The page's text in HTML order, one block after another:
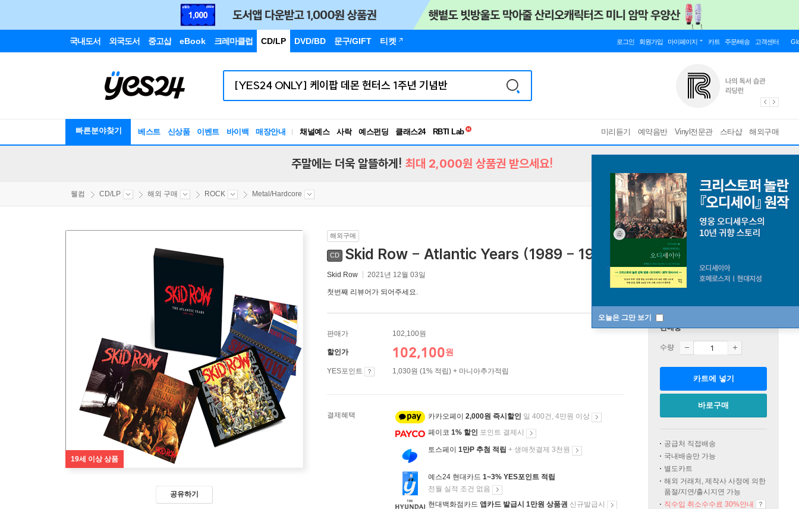
국내도서 외국도서 중고샵 eBook 크레마클럽 CD/LP DVD/BD 문구/GIFT 티켓 로그인 회원가입 마이페이지 카트 주문/배송 고객센터
빠른분야찾기 베스트 신상품 이벤트 바이백 매장안내 채널예스 사락 예스펀딩 클래스24
독서유형검사
미리듣기 예약음반 Vinyl전문관 스타샵 해외구매
오늘은 그만 보기
주말에는 더욱 알뜰하게! 최대 2,000원 상품권 받으세요!
웰컴 CD/LP 해외 구매 ROCK Metal/Hardcore
19세 이상 상품
공유하기
해외구매
CD Skid Row - Atlantic Years (1989 - 1996) (5CD Box Set)
Skid Row 2021년 12월 03일
첫번째 리뷰어가 되어주세요.
판매가 102,100원
할인가 102,100원
YES포인트 1,030원 (1% 적립) + 마니아추가적립
결제혜택 카카오페이 2,000원 즉시할인 일 400건, 4만원 이상
페이코 1% 할인 포인트 결제시
토스페이 1만P 추첨 적립 + 생애첫결제 3천원
예스24 현대카드 1~3% YES포인트 적립
전월 실적 조건 없음
현대백화점카드 앱카드 발급시 1만원 상품권 신규발급시
판매중
수량
카트에 넣기
바로구매
공급처 직접배송
국내배송만 가능
별도카트
해외 거래처, 제작사 사정에 의한
품절/지연/출시지연 가능
직수입 취소수수료 30%안내